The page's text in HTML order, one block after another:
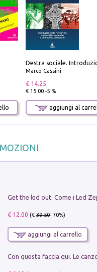
Marco Cassini
€ 14.25
€ 15.00 -5 %
aggiungi al
€ 12.00 (€39.50- 70%)
aggiungi al carrello